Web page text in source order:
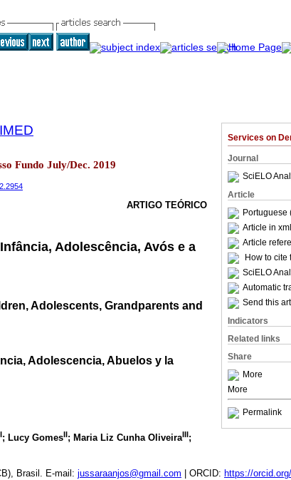
Services on
Journal
SciELO
Article
Portuguese
Article in
Article
How to cite
SciELO
Automatic
Send this
Indicators
Related links
Share
More
More
Permalink
Fundo July/Dec. 2019
ARTIGO TEÓRICO
Adolescência, Avós e a
Adolescents, Grandparents and
Adolescencia, Abuelos y la
I; Lucy GomesII; Maria Liz Cunha OliveiraIII;
Brasil. E-mail: jussaraanjos@gmail.com | ORCID: https://